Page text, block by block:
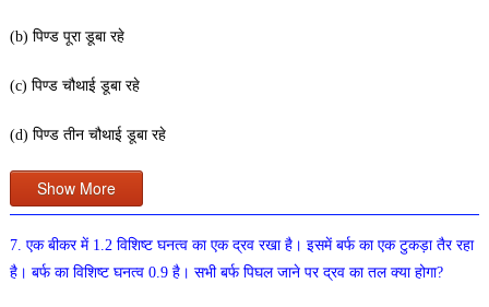
(b) पिण्ड पूरा डूबा रहे
(c) पिण्ड चौथाई डूबा रहे
(d) पिण्ड तीन चौथाई डूबा रहे
Show More
7. एक बीकर में 1.2 विशिष्ट घनत्व का एक द्रव रखा है। इसमें बर्फ का एक टुकड़ा तैर रहा
है। बर्फ का विशिष्ट घनत्व 0.9 है। सभी बर्फ पिघल जाने पर द्रव का तल क्या होगा?